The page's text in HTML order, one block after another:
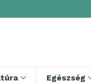
Egészség